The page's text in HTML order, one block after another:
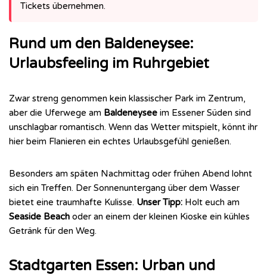
Tickets übernehmen.
Rund um den Baldeneysee:
Urlaubsfeeling im Ruhrgebiet
Zwar streng genommen kein klassischer Park im Zentrum,
aber die Uferwege am Baldeneysee im Essener Süden sind
unschlagbar romantisch. Wenn das Wetter mitspielt, könnt ihr
hier beim Flanieren ein echtes Urlaubsgefühl genießen.
Besonders am späten Nachmittag oder frühen Abend lohnt
sich ein Treffen. Der Sonnenuntergang über dem Wasser
bietet eine traumhafte Kulisse. Unser Tipp: Holt euch am
Seaside Beach oder an einem der kleinen Kioske ein kühles
Getränk für den Weg.
Stadtgarten Essen: Urban und